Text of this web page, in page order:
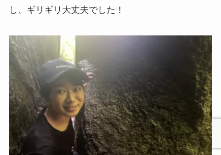
し、ギリギリ大丈夫でした！